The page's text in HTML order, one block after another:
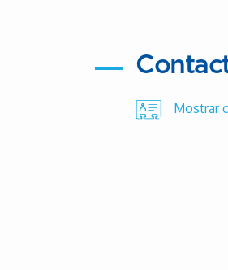
Mostrar